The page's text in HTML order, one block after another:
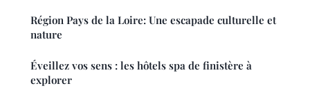
Région Pays de la Loire: Une escapade culturelle et
nature
Éveillez vos sens : les hôtels spa de finistère à
explorer